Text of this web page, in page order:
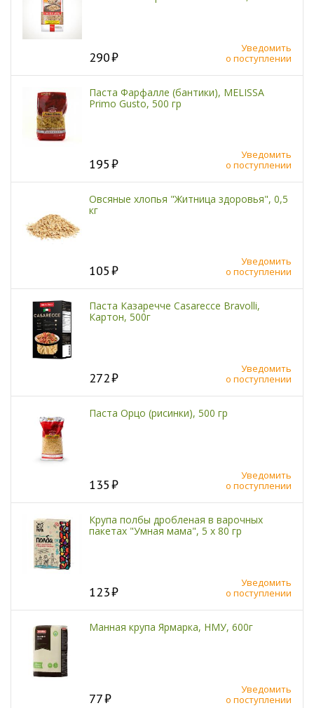
290
Уведомить
о поступлении
Паста Фарфалле (бантики), MELISSA
Primo Gusto, 500 гр
195
Уведомить
о поступлении
Овсяные хлопья "Житница здоровья", 0,5
кг
105
Уведомить
о поступлении
Паста Казаречче Casarecce Bravolli,
Картон, 500г
272
Уведомить
о поступлении
Паста Орцо (рисинки), 500 гр
135
Уведомить
о поступлении
Крупа полбы дробленая в варочных
пакетах "Умная мама", 5 х 80 гр
123
Уведомить
о поступлении
Манная крупа Ярмарка, НМУ, 600г
77
Уведомить
о поступлении